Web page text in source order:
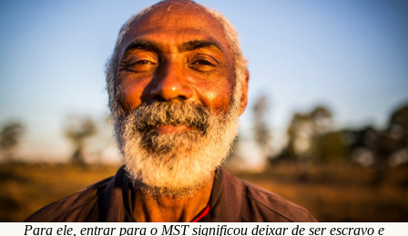
Para ele, entrar para o MST significou deixar de ser escravo e